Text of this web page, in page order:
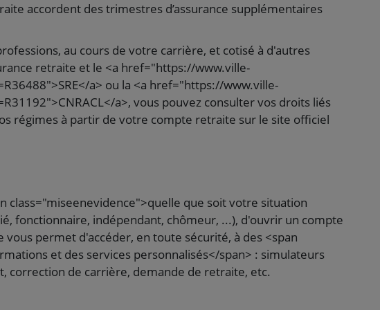
accordent des trimestres d’assurance supplémentaires
au cours de votre carrière, et cotisé à d'autres
retraite et le <a href="https://www.ville-
a> ou la <a href="https://www.ville-
a>, vous pouvez consulter vos droits liés
régimes à partir de votre compte retraite sur le site officiel
class="miseenevidence">quelle que soit votre situation
fonctionnaire, indépendant, chômeur, ...), d'ouvrir un compte
permet d'accéder, en toute sécurité, à des <span
et des services personnalisés</span> : simulateurs
correction de carrière, demande de retraite, etc.